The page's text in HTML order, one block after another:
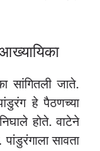
आख्यायिका
सांगितली जाते.
हे पैठणच्या
होते. वाटेने
सावता